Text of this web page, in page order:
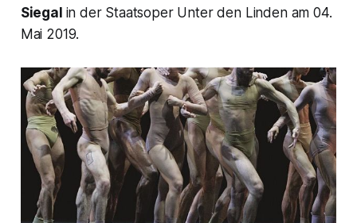
Siegal in der Staatsoper Unter den Linden am 04.
Mai 2019.